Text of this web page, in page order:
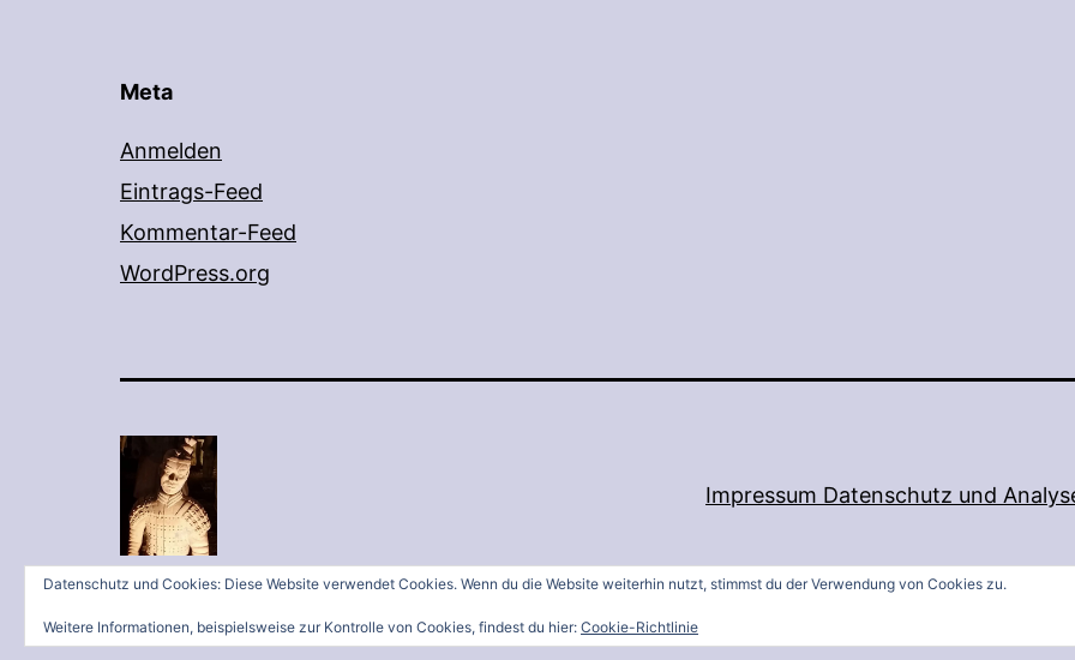
Meta
Anmelden
Eintrags-Feed
Kommentar-Feed
WordPress.org
Impressum Datenschutz und
Datenschutz und Cookies: Diese Website verwendet Cookies. Wenn du die Website weiterhin nutzt, stimmst du der Verwendung von Cookies zu.
Weitere Informationen, beispielsweise zur Kontrolle von Cookies, findest du hier: Cookie-Richtlinie